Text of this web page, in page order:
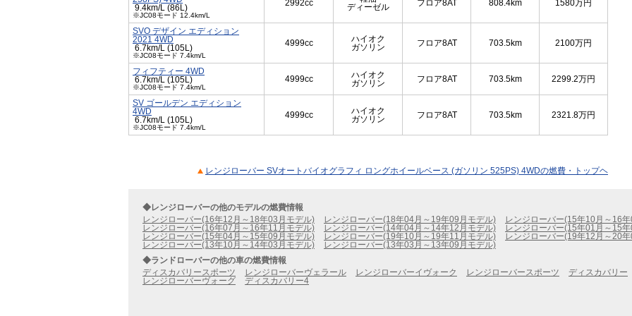
9.4km/L (86L)
※JC08モード 12.4km/L
2992cc
ディーゼル
フロア8AT 808.4km 1580万円
SVO デザイン エディション
2021 4WD
6.7km/L (105L)
※JC08モード 7.4km/L
4999cc
ハイオク
ガソリン
フロア8AT 703.5km 2100万円
フィフティー 4WD
6.7km/L (105L)
※JC08モード 7.4km/L
4999cc
ハイオク
ガソリン
フロア8AT 703.5km 2299.2万円
SV ゴールデン エディション
4WD
6.7km/L (105L)
※JC08モード 7.4km/L
4999cc
ハイオク
ガソリン
フロア8AT 703.5km 2321.8万円
レンジローバー SVオートバイオグラフィ ロングホイールベース (ガソリン 525PS) 4WDの燃費・トップヘ
◆レンジローバーの他のモデルの燃費情報
レンジローバー(16年12月～18年03月モデル)
レンジローバー(18年04月～19年09月モデル)
レンジローバー(15年10月～16
レンジローバー(16年07月～16年11月モデル)
レンジローバー(14年04月～14年12月モデル)
レンジローバー(15年01月～15
レンジローバー(15年04月～15年09月モデル)
レンジローバー(19年10月～19年11月モデル)
レンジローバー(19年12月～20
レンジローバー(13年10月～14年03月モデル)
レンジローバー(13年03月～13年09月モデル)
◆ランドローバーの他の車の燃費情報
ディスカバリースポーツ
レンジローバーヴェラール レンジローバーイヴォーク レンジローバースポーツ ディスカバリー
レンジローバーヴォーグ
ディスカバリー4